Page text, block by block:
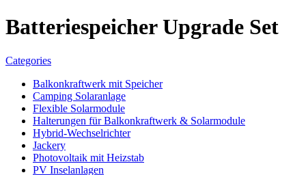
Batteriespeicher Upgrade Set
Categories
Balkonkraftwerk mit Speicher
Camping Solaranlage
Flexible Solarmodule
Halterungen für Balkonkraftwerk & Solarmodule
Hybrid-Wechselrichter
Jackery
Photovoltaik mit Heizstab
PV Inselanlagen